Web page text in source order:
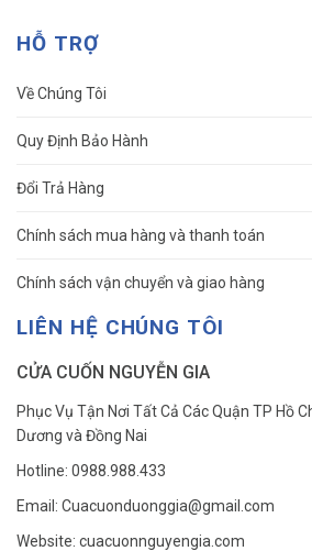
HỖ TRỢ
Về Chúng Tôi
Quy Định Bảo Hành
Đổi Trả Hàng
Chính sách mua hàng và thanh toán
Chính sách vận chuyển và giao hàng
LIÊN HỆ CHÚNG TÔI
CỬA CUỐN NGUYỄN GIA
Phục Vụ Tận Nơi Tất Cả Các Quận TP Hồ
Dương và Đồng Nai
Hotline: 0988.988.433
Email: Cuacuonduonggia@gmail.com
Website: cuacuonnguyengia.com